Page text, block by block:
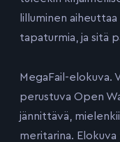
lilluminen
tapaturmia, ja sitä
MegaFail-elokuva.
perustuva Open
jännittävä,
meritarina.